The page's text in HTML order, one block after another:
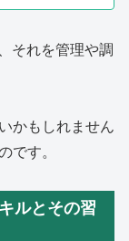
それを管理や調
かもしれません
す。
ルとその習